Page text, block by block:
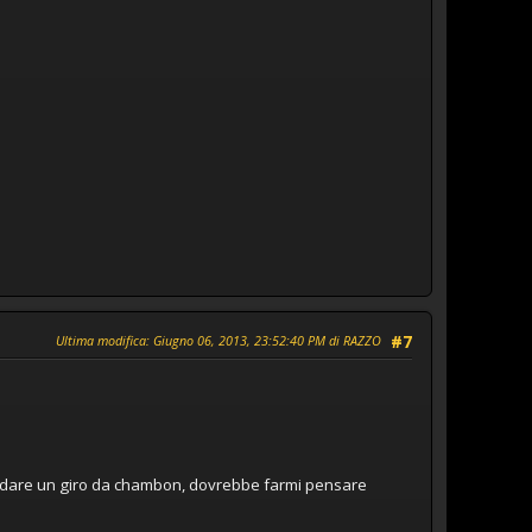
#7
Ultima modifica: Giugno 06, 2013, 23:52:40 PM di RAZZO
un giro da chambon, dovrebbe farmi pensare